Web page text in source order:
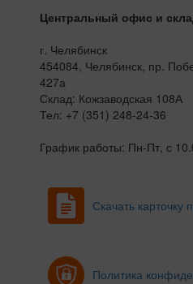
Центральный офис и
г. Челябинск
454084, Челябинск, пр.
427а
Склад: Кожзаводская 108А
Тел: +7 (351) 248-24-36
График работы: Пн-Пт, с
Скачать карточку
Политика